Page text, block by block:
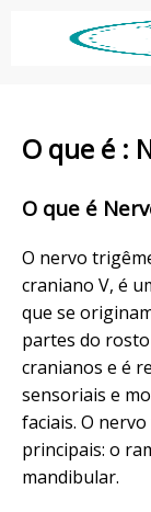
O que é :
O que é
O nervo
craniano V, é
que se
partes do rosto
cranianos e é
sensoriais e
faciais. O
principais: o
mandibular.